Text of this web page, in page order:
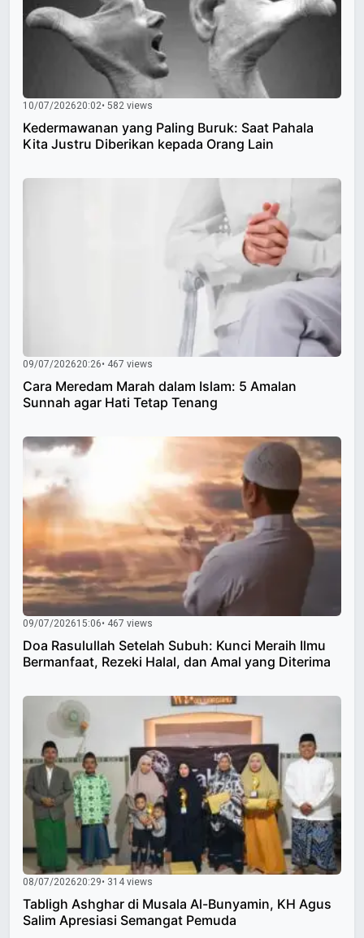
10/07/202620:02• 582 views
Kedermawanan yang Paling Buruk: Saat Pahala
Kita Justru Diberikan kepada Orang Lain
09/07/202620:26• 467 views
Cara Meredam Marah dalam Islam: 5 Amalan
Sunnah agar Hati Tetap Tenang
09/07/202615:06• 467 views
Doa Rasulullah Setelah Subuh: Kunci Meraih Ilmu
Bermanfaat, Rezeki Halal, dan Amal yang Diterima
08/07/202620:29• 314 views
Tabligh Ashghar di Musala Al-Bunyamin, KH Agus
Salim Apresiasi Semangat Pemuda